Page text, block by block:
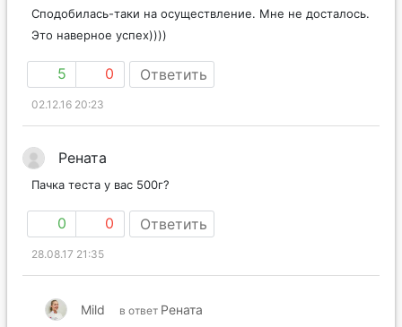
Сподобилась-таки на осуществление. Мне не досталось.
Это наверное успех))))
5 0 Ответить
02.12.16 20:23
Рената
Пачка теста у вас 500г?
0 0 Ответить
28.08.17 21:35
Mild в ответ Рената